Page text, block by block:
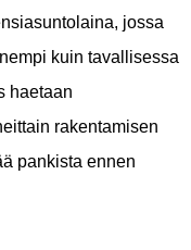
jossa
kuin tavallisessa
haetaan
rakentamisen
pankista ennen